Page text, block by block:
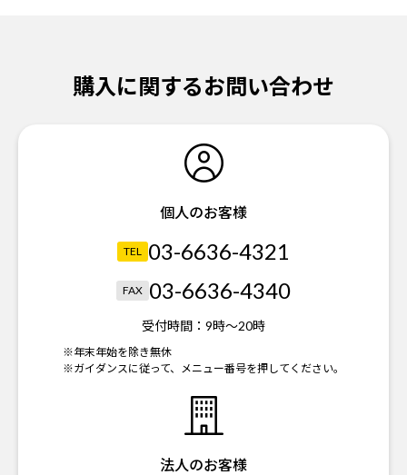
購入に関するお問い合わせ
個人のお客様
TEL 03-6636-4321
FAX 03-6636-4340
受付時間： 9時～20時
※年末年始を除き無休
※ガイダンスに従って、メニュー番号を押してください。
法人のお客様